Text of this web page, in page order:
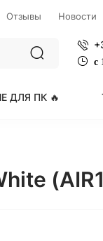
Отзывы Новости
с 1
ДЛЯ ПК 🔥